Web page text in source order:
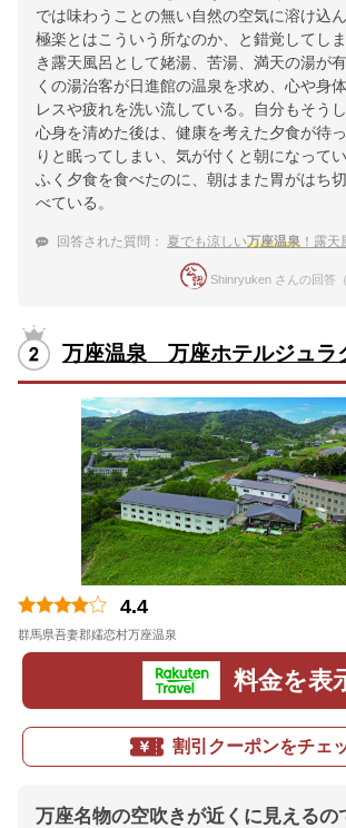
では味わうことの無い自然の空気に溶け込
極楽とはこういう所なのか、と錯覚してし
き露天風呂として姥湯、苦湯、満天の湯が
くの湯治客が日進館の温泉を求め、心や身
レスや疲れを洗い流している。自分もそう
心身を清めた後は、健康を考えた夕食が待
りと眠ってしまい、気が付くと朝になって
ふく夕食を食べたのに、朝はまた胃がはち
べている。
回答された質問： 夏でも涼しい万座温泉 ！露天風
Shinryuken さんの回答
万座温泉 万座ホテルジュラ
4.4
群馬県吾妻郡嬬恋村万座温泉
料金を表
割引クーポンをチェ
万座名物の空吹きが近くに見えるの